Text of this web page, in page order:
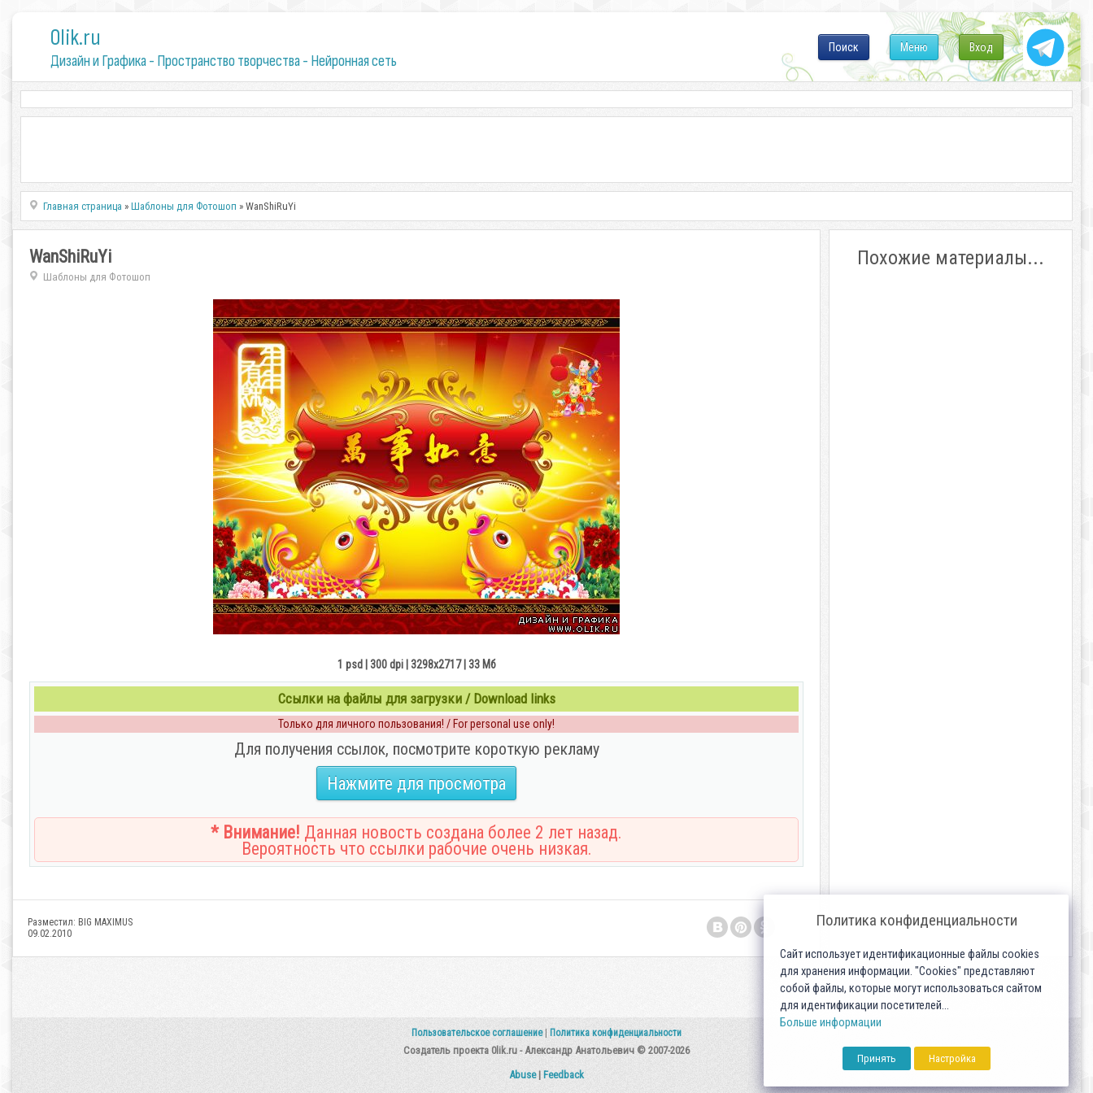
0lik.ru
Дизайн и Графика - Пространство творчества - Нейронная сеть
Вход
Меню
Поиск
Главная страница »Шаблоны для Фотошоп » WanShiRuYi
WanShiRuYi
Шаблоны для Фотошоп
1 psd | 300 dpi | 3298x2717 | 33 Мб
Ссылки на файлы для загрузки / Download links
Только для личного пользования! / For personal use only!
Для получения ссылок, посмотрите короткую рекламу
Нажмите для просмотра
* Внимание! Данная новость создана более 2 лет назад.
Вероятность что ссылки рабочие очень низкая.
Разместил: BIG MAXIMUS
09.02.2010
Похожие материалы...
Пользовательское соглашение Политика конфиденциальности
Создатель проекта 0lik.ru - Александр Анатольевич © 2007-2026
Abuse| Feedback
Политика конфиденциальности
Сайт использует идентификационные файлы cookies
для хранения информации. "Cookies" представляют
собой файлы, которые могут использоваться сайтом
для идентификации посетителей...
Больше информации
Принять Настройка